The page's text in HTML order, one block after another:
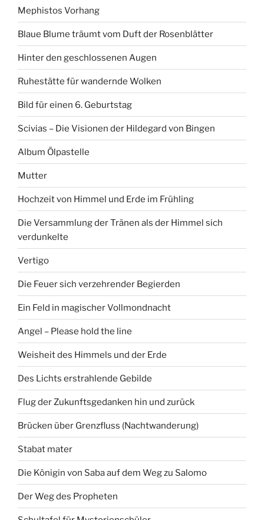
Mephistos Vorhang
Blaue Blume träumt vom Duft der Rosenblätter
Hinter den geschlossenen Augen
Ruhestätte für wandernde Wolken
Bild für einen 6. Geburtstag
Scivias – Die Visionen der Hildegard von Bingen
Album Ölpastelle
Mutter
Hochzeit von Himmel und Erde im Frühling
Die Versammlung der Tränen als der Himmel sich
verdunkelte
Vertigo
Die Feuer sich verzehrender Begierden
Ein Feld in magischer Vollmondnacht
Angel – Please hold the line
Weisheit des Himmels und der Erde
Des Lichts erstrahlende Gebilde
Flug der Zukunftsgedanken hin und zurück
Brücken über Grenzfluss (Nachtwanderung)
Stabat mater
Die Königin von Saba auf dem Weg zu Salomo
Der Weg des Propheten